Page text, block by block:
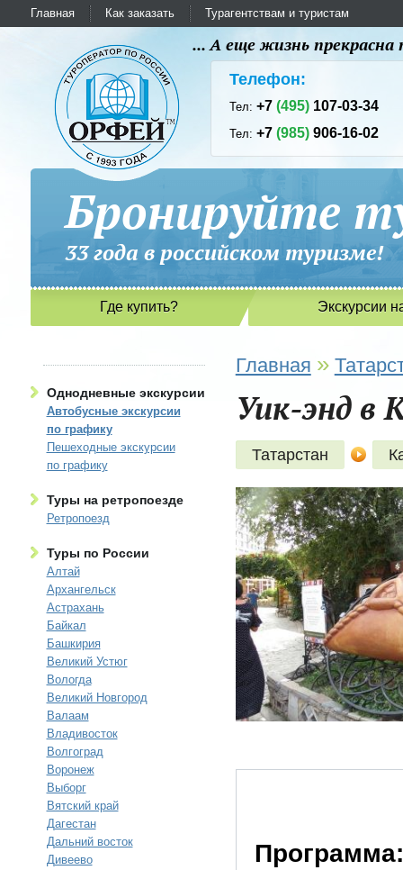
Главная Как заказать Турагентствам и туристам
... А еще жизнь
Телефон:
Тел:+7(495) 107-03-34
Тел:+7(985) 906-16-02
Бронируйте
33 года в российском
Где купить? Экскурсии
Однодневные экскурсии
Автобусные экскурсии
по графику
Пешеходные экскурсии
по графику
Туры на ретропоезде
Ретропоезд
Туры по России
Алтай
Архангельск
Астрахань
Байкал
Башкирия
Великий Устюг
Вологда
Великий Новгород
Валаам
Владивосток
Волгоград
Воронеж
Выборг
Вятский край
Дагестан
Дальний восток
Дивеево
Главная »
Уик-энд в
Татарстан
Программа: